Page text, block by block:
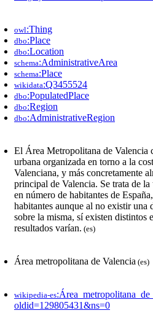
owl:Thing
dbo:Place
dbo:Location
schema:AdministrativeArea
schema:Place
wikidata:Q3455524
dbo:PopulatedPlace
dbo:Region
dbo:AdministrativeRegion
El Área Metropolitana de Valencia
urbana organizada en torno a la
Valenciana, y más concretamente
principal de Valencia. Se trata de
en número de habitantes de
habitantes aunque al no existir
sobre la misma, sí existen distintos
resultados varían. (es)
Área metropolitana de Valencia (es)
wikipedia-es
oldid=129805431&ns=0